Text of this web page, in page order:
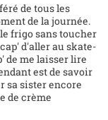
de tous les
de la journée.
frigo sans toucher
d'aller au skate-
de me laisser lire
est de savoir
sa sister encore
de crème